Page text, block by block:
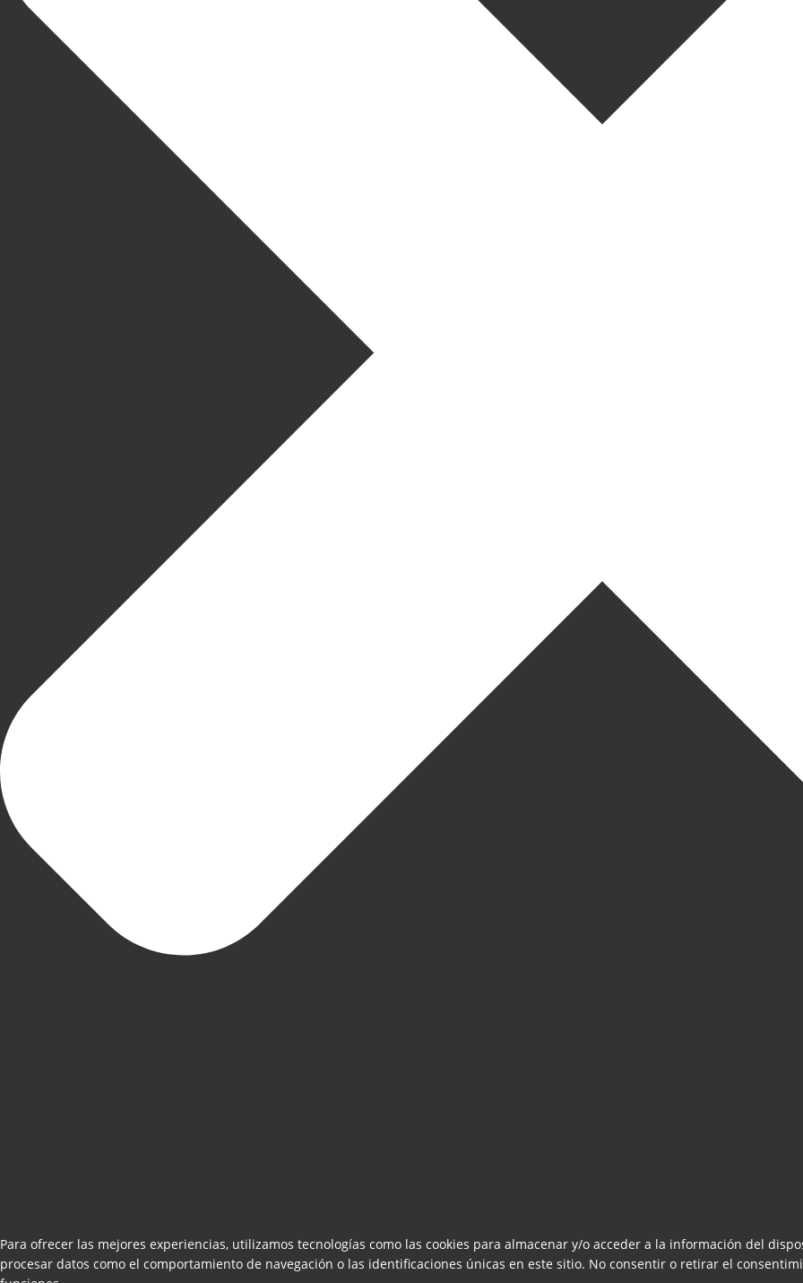
Para ofrecer las mejores experiencias, utilizamos tecnologías como las cookies para almacenar y/o acceder a la información del
procesar datos como el comportamiento de navegación o las identificaciones únicas en este sitio. No consentir o retirar el